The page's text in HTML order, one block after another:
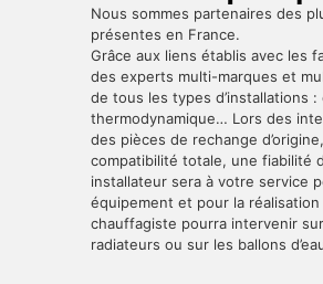
Nous sommes partenaires des
présentes en France.
Grâce aux liens établis avec les
des experts multi-marques et
de tous les types d’installations
thermodynamique… Lors des
des pièces de rechange
compatibilité totale, une fiabilité
installateur sera à votre service
équipement et pour la
chauffagiste pourra intervenir
radiateurs ou sur les ballons